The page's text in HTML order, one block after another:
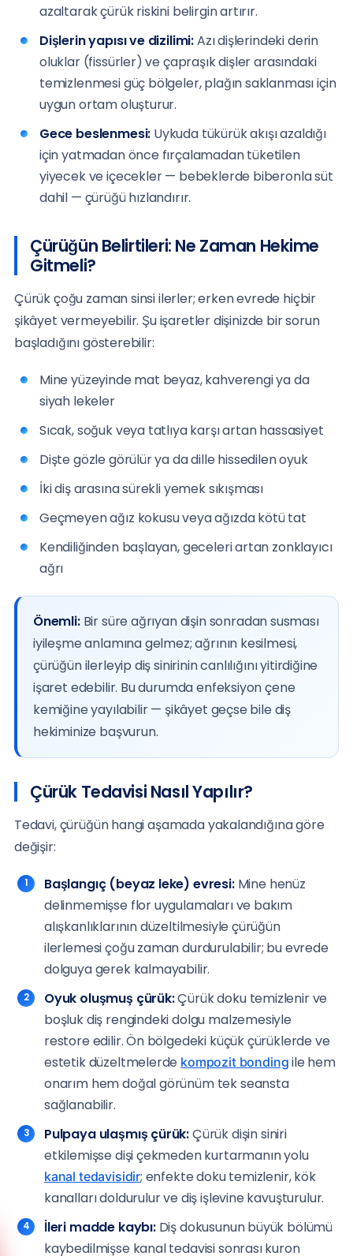
azaltarak çürük riskini belirgin artırır.
Dişlerin yapısı ve dizilimi:Azı dişlerindeki derin
oluklar (fissürler) ve çapraşık dişler arasındaki
temizlenmesi güç bölgeler, plağın saklanması için
uygun ortam oluşturur.
Gece beslenmesi: Uykuda tükürük akışı azaldığı
için yatmadan önce fırçalamadan tüketilen
yiyecek ve içecekler — bebeklerde biberonla süt
dahil — çürüğü hızlandırır.
Çürüğün Belirtileri: Ne Zaman Hekime
Gitmeli?
Çürük çoğu zaman sinsi ilerler; erken evrede hiçbir
şikâyet vermeyebilir. Şu işaretler dişinizde bir sorun
başladığını gösterebilir:
Mine yüzeyinde mat beyaz, kahverengi ya da
siyah lekeler
Sıcak, soğuk veya tatlıya karşı artan hassasiyet
Dişte gözle görülür ya da dille hissedilen oyuk
İki diş arasına sürekli yemek sıkışması
Geçmeyen ağız kokusu veya ağızda kötü tat
Kendiliğinden başlayan, geceleri artan zonklayıcı
ağrı
Önemli:Bir süre ağrıyan dişin sonradan susması
iyileşme anlamına gelmez; ağrının kesilmesi,
çürüğün ilerleyip diş sinirinin canlılığını yitirdiğine
işaret edebilir. Bu durumda enfeksiyon çene
kemiğine yayılabilir — şikâyet geçse bile diş
hekiminize başvurun.
Çürük Tedavisi Nasıl Yapılır?
Tedavi, çürüğün hangi aşamada yakalandığına göre
değişir:
Başlangıç (beyaz leke) evresi:Mine henüz
delinmemişse flor uygulamaları ve bakım
alışkanlıklarının düzeltilmesiyle çürüğün
ilerlemesi çoğu zaman durdurulabilir; bu evrede
dolguya gerek kalmayabilir.
Oyuk oluşmuş çürük:Çürük doku temizlenir ve
boşluk diş rengindeki dolgu malzemesiyle
restore edilir. Ön bölgedeki küçük çürüklerde ve
estetik düzeltmelerde kompozit bonding ile hem
onarım hem doğal görünüm tek seansta
sağlanabilir.
Pulpaya ulaşmış çürük:Çürük dişin siniri
etkilemişse dişi çekmeden kurtarmanın yolu
kanal tedavisidir; enfekte doku temizlenir, kök
kanalları doldurulur ve diş işlevine kavuşturulur.
İleri madde kaybı:Diş dokusunun büyük bölümü
kaybedilmişse kanal tedavisi sonrası kuron